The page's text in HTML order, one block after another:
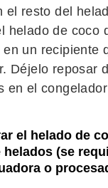
el resto del
helado de coco
en un recipiente
Déjelo reposar
en el
el helado de
helados (se
o